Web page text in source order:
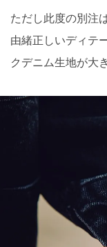
ただし此度の別注
由緒正しいディテ
クデニム生地が大